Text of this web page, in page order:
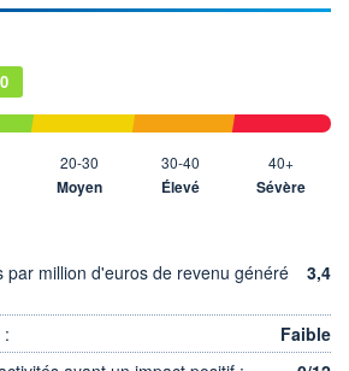
20-30
Moyen
30-40
Élevé
40+
Sévère
par million d'euros de revenu généré
3,4
:
Faible